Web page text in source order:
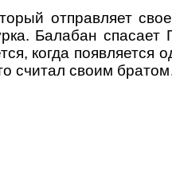
отправляет
Балабан спасает
когда появляется
считал своим